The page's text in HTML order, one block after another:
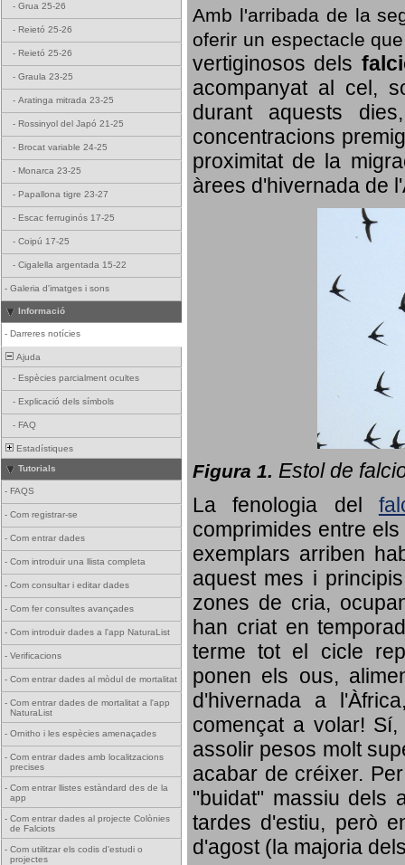
- Grua 25-26
- Reietó 25-26
- Reietó 25-26
- Graula 23-25
- Aratinga mitrada 23-25
- Rossinyol del Japó 21-25
- Brocat variable 24-25
- Monarca 23-25
- Papallona tigre 23-27
- Escac ferruginós 17-25
- Coipú 17-25
- Cigalella argentada 15-22
- Galeria d'imatges i sons
Informació
- Darreres notícies
Ajuda
- Espècies parcialment ocultes
- Explicació dels símbols
- FAQ
Estadístiques
Tutorials
- FAQS
- Com registrar-se
- Com entrar dades
- Com introduir una llista completa
- Com consultar i editar dades
- Com fer consultes avançades
- Com introduir dades a l'app NaturaList
- Verificacions
- Com entrar dades al mòdul de mortalitat
- Com entrar dades de mortalitat a l'app
NaturaList
- Ornitho i les espècies amenaçades
- Com entrar dades amb localitzacions
precises
- Com entrar llistes estàndard des de la
app
- Com entrar dades al projecte Colònies
de Falciots
- Com utilitzar els codis d'estudi o
projectes
Amb l'arribada de la
oferir un espectacle
vertiginosos dels
acompanyat al cel,
durant aquests
concentracions
proximitat de la
àrees d'hivernada de
Figura 1. Estol de
La fenologia del
comprimides entre
exemplars arriben
aquest mes i
zones de cria,
han criat en
terme tot el cicle
ponen els ous,
d'hivernada a
començat a volar!
assolir pesos molt
acabar de créixer.
"buidat" massiu dels
tardes d'estiu, però
d'agost (la majoria